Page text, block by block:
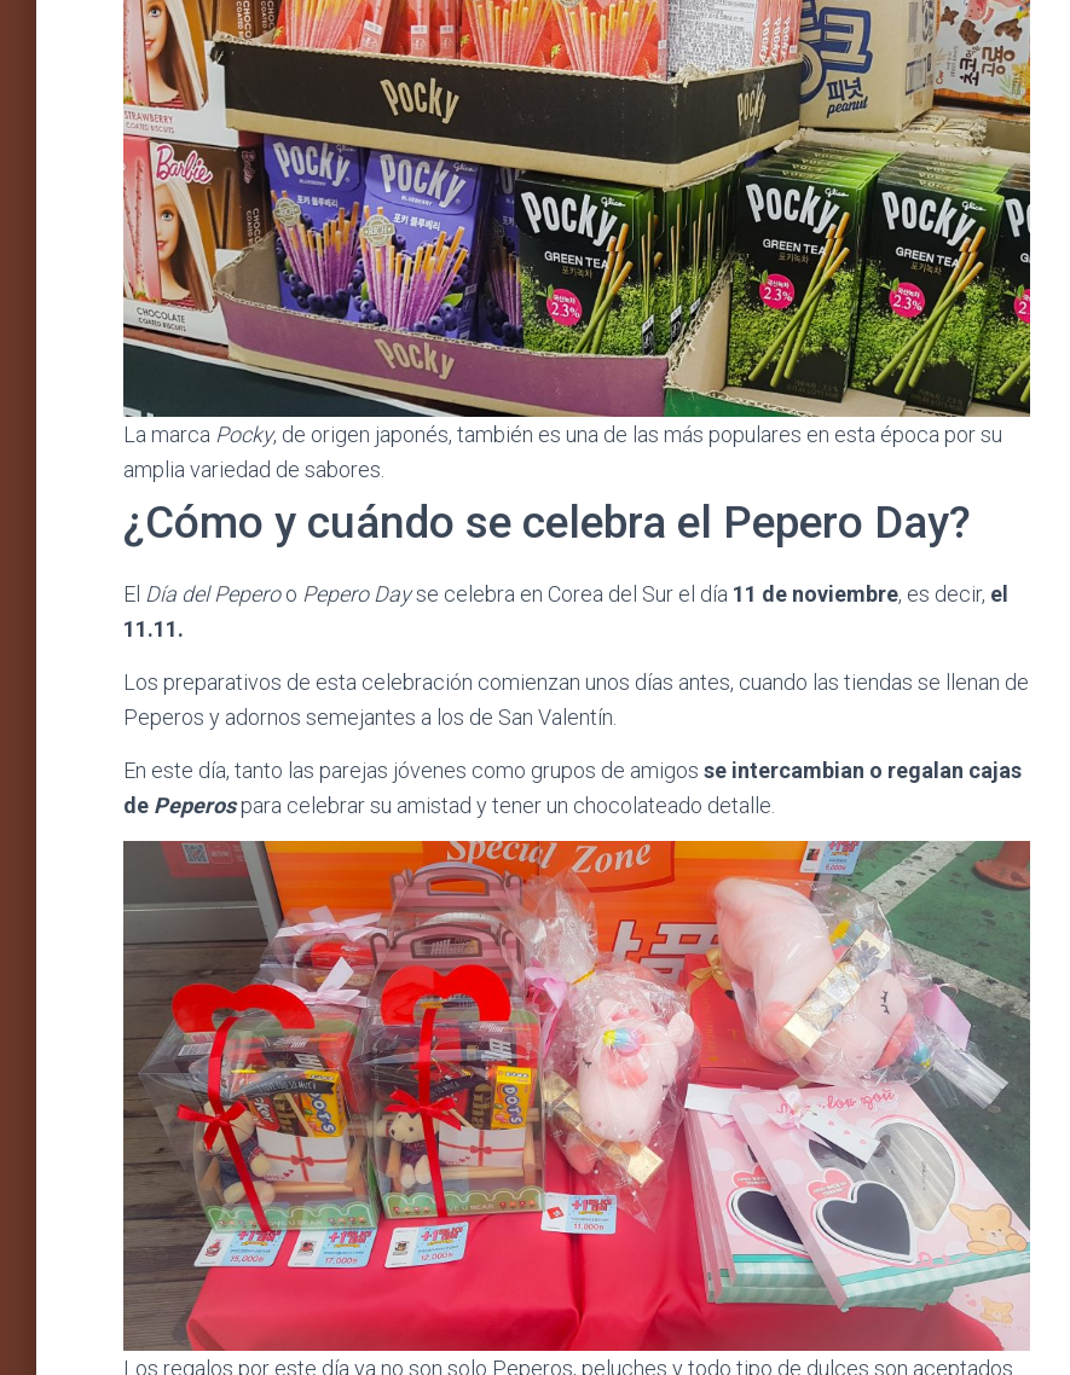
La marca Pocky, de origen japonés, también es una de las más populares en esta época por su
amplia variedad de sabores.
¿Cómo y cuándo se celebra el Pepero Day?
El Día del Peperoo Pepero Dayse celebra en Corea del Sur el día 11 de noviembre, es decir, el
11.11.
Los preparativos de esta celebración comienzan unos días antes, cuando las tiendas se llenan de
Peperos y adornos semejantes a los de San Valentín.
En este día, tanto las parejas jóvenes como grupos de amigos se intercambian o regalan cajas
de Peperospara celebrar su amistad y tener un chocolateado detalle.
Los regalos por este día ya no son solo Peperos, peluches y todo tipo de dulces son aceptados